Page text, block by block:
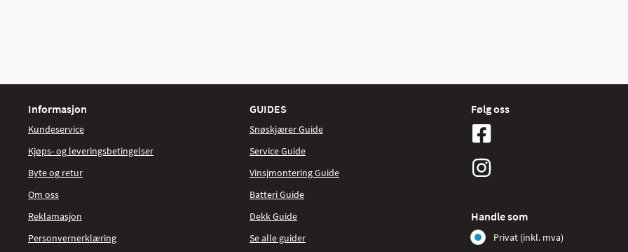
Informasjon
Kundeservice
Kjøps- og leveringsbetingelser
Byte og retur
Om oss
Reklamasjon
Personvernerklæring
GUIDES
Snøskjærer Guide
Service Guide
Vinsjmontering Guide
Batteri Guide
Dekk Guide
Se alle guider
Følg oss
Handle som
Privat (inkl. mva)